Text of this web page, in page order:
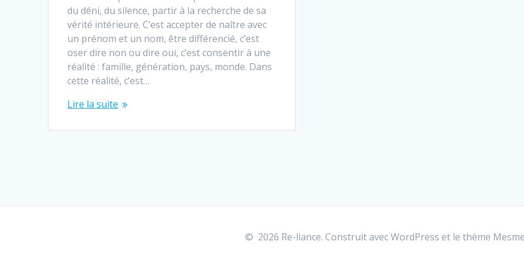
du déni, du silence, partir à la recherche de sa
vérité intérieure. C’est accepter de naître avec
un prénom et un nom, être différencié, c’est
oser dire non ou dire oui, c’est consentir à une
réalité : famille, génération, pays, monde. Dans
cette réalité, c’est…
Lire la suite
© 2026 Re-liance. Construit avec WordPress et le thème